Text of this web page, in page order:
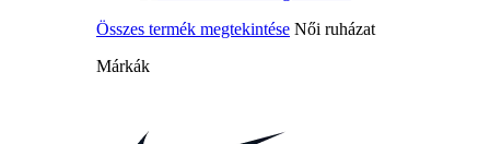
Összes termék megtekintése Női ruházat
Márkák